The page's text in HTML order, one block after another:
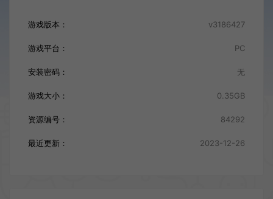
游戏版本： v3186427
游戏平台： PC
安装密码： 无
游戏大小： 0.35GB
资源编号： 84292
最近更新： 2023-12-26